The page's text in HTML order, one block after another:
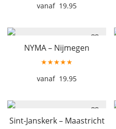
19.95
NYMA – Nijmegen
★★★★★
19.95
Sint-Janskerk – Maastricht